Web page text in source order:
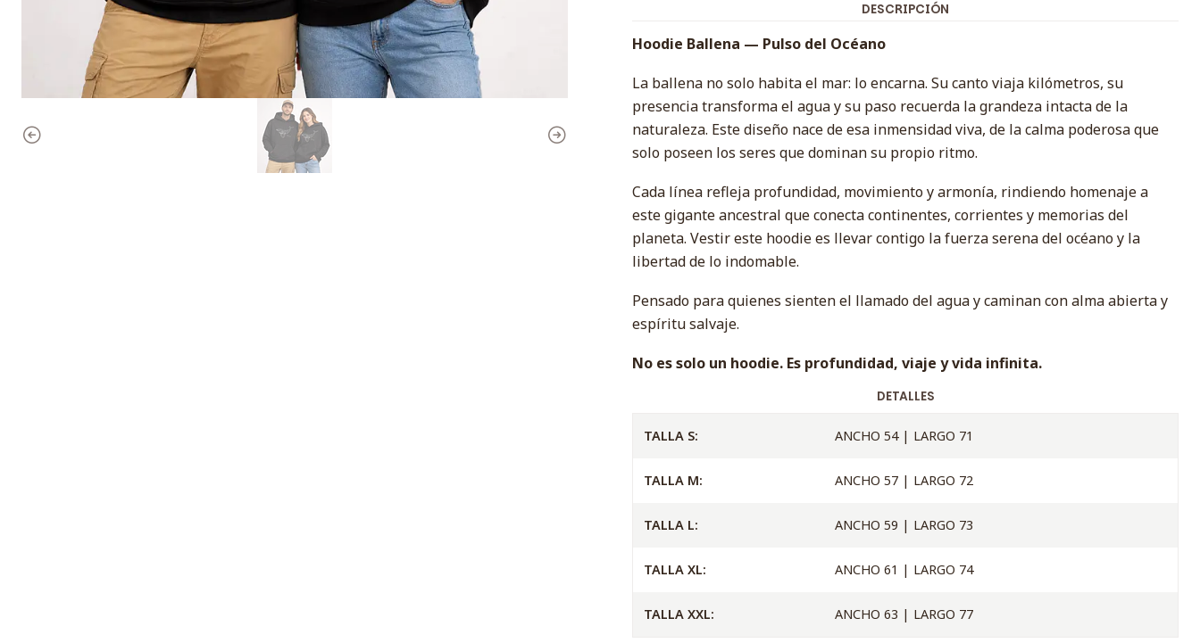
DESCRIPCIÓN
Hoodie Ballena — Pulso del Océano
La ballena no solo habita el mar: lo encarna. Su canto viaja kilómetros, su
presencia transforma el agua y su paso recuerda la grandeza intacta de la
naturaleza. Este diseño nace de esa inmensidad viva, de la calma poderosa que
solo poseen los seres que dominan su propio ritmo.
Cada línea refleja profundidad, movimiento y armonía, rindiendo homenaje a
este gigante ancestral que conecta continentes, corrientes y memorias del
planeta. Vestir este hoodie es llevar contigo la fuerza serena del océano y la
libertad de lo indomable.
Pensado para quienes sienten el llamado del agua y caminan con alma abierta y
espíritu salvaje.
No es solo un hoodie. Es profundidad, viaje y vida infinita.
DETALLES
TALLA S: ANCHO 54 | LARGO 71
TALLA M: ANCHO 57 | LARGO 72
TALLA L: ANCHO 59 | LARGO 73
TALLA XL: ANCHO 61 | LARGO 74
TALLA XXL: ANCHO 63 | LARGO 77